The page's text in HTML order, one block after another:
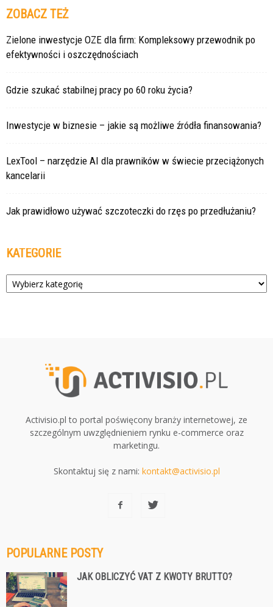
ZOBACZ TEŻ
Zielone inwestycje OZE dla firm: Kompleksowy przewodnik po
efektywności i oszczędnościach
Gdzie szukać stabilnej pracy po 60 roku życia?
Inwestycje w biznesie – jakie są możliwe źródła finansowania?
LexTool – narzędzie AI dla prawników w świecie przeciążonych
kancelarii
Jak prawidłowo używać szczoteczki do rzęs po przedłużaniu?
KATEGORIE
Kategorie
Activisio.pl to portal poświęcony branży internetowej, ze
szczególnym uwzględnieniem rynku e-commerce oraz
marketingu.
Skontaktuj się z nami: kontakt@activisio.pl
POPULARNE POSTY
JAK OBLICZYĆ VAT Z KWOTY BRUTTO?